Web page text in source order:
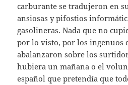
carburante se tradujeron en
ansiosas y pifostios
gasolineras. Nada que no
por lo visto, por los ingenuos
abalanzaron sobre los
hubiera un mañana o el
español que pretendía que